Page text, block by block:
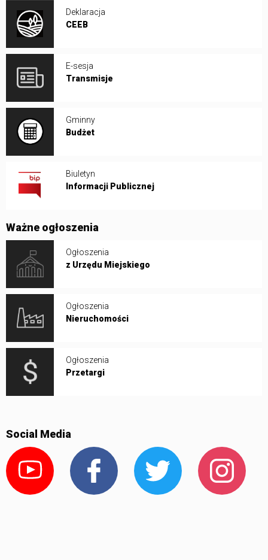
Deklaracja
CEEB
E-sesja
Transmisje
Gminny
Budżet
Biuletyn
Informacji Publicznej
Ważne ogłoszenia
Ogłoszenia
z Urzędu Miejskiego
Ogłoszenia
Nieruchomości
Ogłoszenia
Przetargi
Social Media